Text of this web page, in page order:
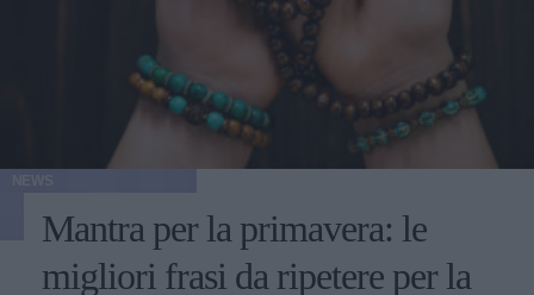
Mantra per la primavera: le
migliori frasi da ripetere per la